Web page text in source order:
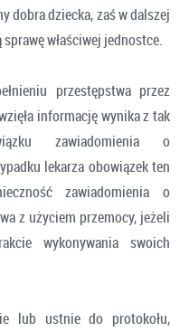
dobra dziecka, zaś w dalszej
właściwej jednostce.
przestępstwa przez
informację wynika z tak
zawiadomienia o
lekarza obowiązek ten
zawiadomienia o
z użyciem przemocy, jeżeli
wykonywania swoich
lub ustnie do protokołu,